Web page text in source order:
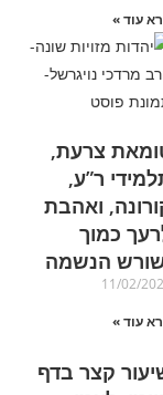
עוד »
צרעת,
ר”ע,
ואהבת
כמוך
הנשמה
11/02/
עוד »
קצר בדף